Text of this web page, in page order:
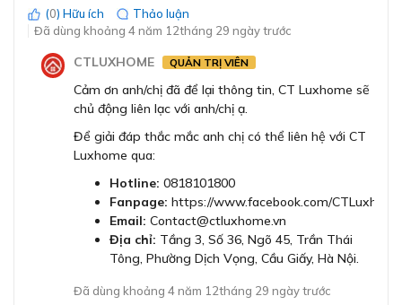
2 vùng nấu trái:1 x (40 x 24cm) với công suất là
với công suất là 2,2kW ( mức tối đa 3,7kW)
1 vùng nấu giữa:30 x 24cm với công suất là 2,6kW
( mức tối đa là 3,7kW)
2 vùng nấu phải:
1 x (40 x 24cm) với công suất là
3,3kW ( mức tối đa là 3,7kW) hoặc 2 x (20 x 24cm)
với công suất là 2,2kW ( mức tối đa 3,7kW)
Với tổng công suất lớn lên đến 11100W, giúp người
dùng nấu nướng dễ dàng với nhiều món một cách nhanh
chóng và hiệu quả.
Bảng điều khiển FullTouch TFT hiện đại, lựa
Độ cao thiết bị so với
bàn đá
6mm
Độ dày tối thiểu của
bàn đá
16mm
Tổng trọng lượng
Chức năng an toàn Có
Chiều dài dây điện 110cm
Cường độ dòng điện 16A, 13A hoặc 10A
(0) Hữu ích
Thảo luận
Đã dùng khoảng 4 năm 12tháng 29 ngày trước
CTLUXHOME QUẢN TRỊ VIÊN
Cảm ơn anh/chị đã để lại thông tin, CT Luxhome sẽ
chủ động liên lạc với anh/chị ạ.
Để giải đáp thắc mắc anh chị có thể liên hệ với CT
Luxhome qua:
Hotline: 0818101800
Fanpage: https://www.facebook.com/
Email: Contact@ctluxhome.vn
Địa chỉ: Tầng 3, Số 36, Ngõ 45, Trần Thái
Tông, Phường Dịch Vọng, Cầu Giấy, Hà Nội.
Đã dùng khoảng 4 năm 12tháng 29 ngày trước